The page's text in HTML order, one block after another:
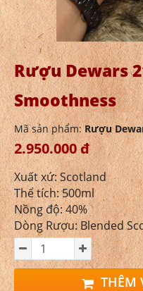
Rượu Dewars
Smoothness
Mã sản phẩm:Rượu
2.950.000 đ
Xuất xứ: Scotland
Thể tích: 500ml
Nồng độ: 40%
Dòng Rượu: Blended
THÊM